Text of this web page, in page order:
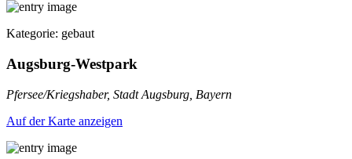
Kategorie: gebaut
Augsburg-Westpark
Pfersee/Kriegshaber, Stadt Augsburg, Bayern
Auf der Karte anzeigen